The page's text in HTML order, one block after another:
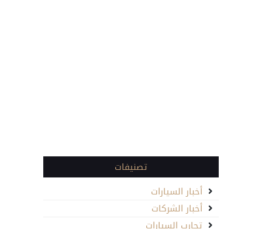
تصنيفات
أخبار السيارات
أخبار الشركات
تجارب السيارات